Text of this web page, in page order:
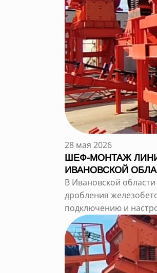
28 мая 2026
ШЕФ-МОНТАЖ
ИВАНОВСКОЙ
В Ивановской
дробления
подключению и